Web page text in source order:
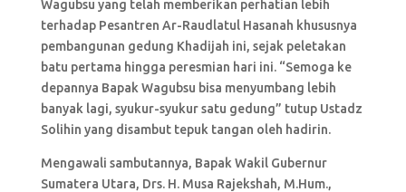
Wagubsu yang telah memberikan perhatian lebih
terhadap Pesantren Ar-Raudlatul Hasanah khususnya
pembangunan gedung Khadijah ini, sejak peletakan
batu pertama hingga peresmian hari ini. “Semoga ke
depannya Bapak Wagubsu bisa menyumbang lebih
banyak lagi, syukur-syukur satu gedung” tutup Ustadz
Solihin yang disambut tepuk tangan oleh hadirin.
Mengawali sambutannya, Bapak Wakil Gubernur
Sumatera Utara, Drs. H. Musa Rajekshah, M.Hum.,